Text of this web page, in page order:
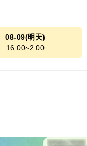
08-09(明天)
16:00~2:00